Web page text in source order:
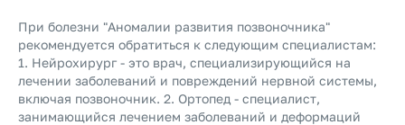
При болезни "Аномалии развития позвоночника"
рекомендуется обратиться к следующим специалистам:
1. Нейрохирург - это врач, специализирующийся на
лечении заболеваний и повреждений нервной системы,
включая позвоночник. 2. Ортопед - специалист,
занимающийся лечением заболеваний и деформаций